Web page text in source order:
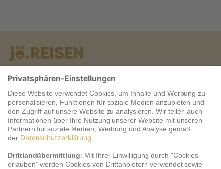
Warum jö?
Service
jö Bonus Club Partner